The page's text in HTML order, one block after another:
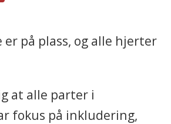
er på plass, og alle hjerter
at alle parter i
fokus på inkludering,